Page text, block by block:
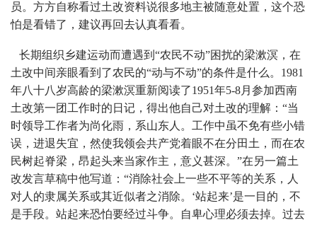
员。方方自称看过土改资料说很多地主被随意处置，这个恐
怕是看错了，建议再回去认真看看。
长期组织乡建运动而遭遇到“农民不动”困扰的梁漱溟，在
土改中间亲眼看到了农民的“动与不动”的条件是什么。1981
年八十八岁高龄的梁漱溟重新阅读了1951年5-8月参加西南
土改第一团工作时的日记，得出他自己对土改的理解：“当
时领导工作者为尚化雨，系山东人。工作中虽不免有些小错
误，进退失宜，然使我领会共产党着眼不在分田土，而在农
民树起脊梁，昂起头来当家作主，意义甚深。”在另一篇土
改发言草稿中他写道：“消除社会上一些不平等的关系，人
对人的隶属关系或其近似者之消除。‘站起来’是一目的，不
是手段。站起来恐怕要经过斗争。自卑心理必须去掉。过去